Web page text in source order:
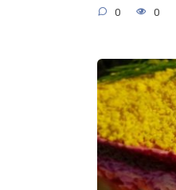
0 0